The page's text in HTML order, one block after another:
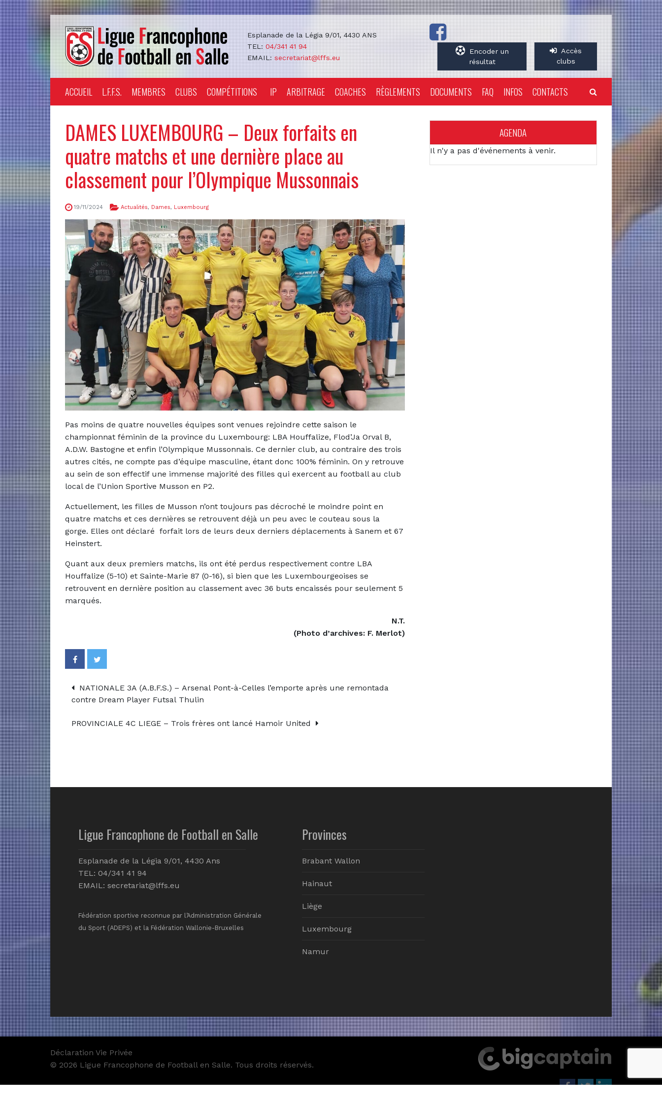
Esplanade de la Légia 9/01, 4430 ANS
TEL: 04/341 41 94
EMAIL: secretariat@lffs.eu
Encoder un
résultat
Accès
clubs
ACCUEIL L.F.F.S. MEMBRES CLUBS COMPÉTITIONS IP ARBITRAGE COACHES RÈGLEMENTS DOCUMENTS FAQ INFOS CONTACTS
DAMES LUXEMBOURG – Deux forfaits en
quatre matchs et une dernière place au
classement pour l’Olympique Mussonnais
19/11/2024 Actualités, Dames, Luxembourg
Pas moins de quatre nouvelles équipes sont venues rejoindre cette saison le
championnat féminin de la province du Luxembourg: LBA Houffalize, Flod’Ja Orval B,
A.D.W. Bastogne et enfin l’Olympique Mussonnais. Ce dernier club, au contraire des trois
autres cités, ne compte pas d’équipe masculine, étant donc 100% féminin. On y retrouve
au sein de son effectif une immense majorité des filles qui exercent au football au club
local de l’Union Sportive Musson en P2.
Actuellement, les filles de Musson n’ont toujours pas décroché le moindre point en
quatre matchs et ces dernières se retrouvent déjà un peu avec le couteau sous la
gorge. Elles ont déclaré forfait lors de leurs deux derniers déplacements à Sanem et 67
Heinstert.
Quant aux deux premiers matchs, ils ont été perdus respectivement contre LBA
Houffalize (5-10) et Sainte-Marie 87 (0-16), si bien que les Luxembourgeoises se
retrouvent en dernière position au classement avec 36 buts encaissés pour seulement 5
marqués.
N.T.
(Photo d’archives: F. Merlot)
NATIONALE 3A (A.B.F.S.) – Arsenal Pont-à-Celles l’emporte après une remontada
contre Dream Player Futsal Thulin
PROVINCIALE 4C LIEGE – Trois frères ont lancé Hamoir United
AGENDA
Il n'y a pas d'événements à venir.
Ligue Francophone de Football en Salle
Esplanade de la Légia 9/01, 4430 Ans
TEL: 04/341 41 94
EMAIL: secretariat@lffs.eu
Fédération sportive reconnue par l’Administration Générale
du Sport (ADEPS) et la Fédération Wallonie-Bruxelles
Provinces
Brabant Wallon
Hainaut
Liège
Luxembourg
Namur
Déclaration Vie Privée
© 2026 Ligue Francophone de Football en Salle. Tous droits réservés.